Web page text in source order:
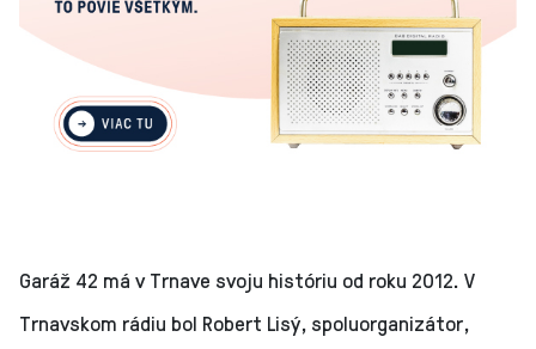
Garáž 42 má v Trnave svoju históriu od roku 2012. V
Trnavskom rádiu bol Robert Lisý, spoluorganizátor,